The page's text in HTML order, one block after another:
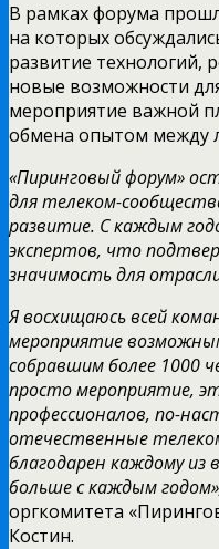
В рамках форума
на которых
развитие технологий,
новые возможности
мероприятие важной
обмена опытом между
«Пиринговый форум»
для телеком-
развитие. С каждым
экспертов, что
значимость для
Я восхищаюсь всей
мероприятие
собравшим более 1000
просто мероприятие,
профессионалов, по-
отечественные
благодарен каждому из
больше с каждым
оргкомитета
Костин.